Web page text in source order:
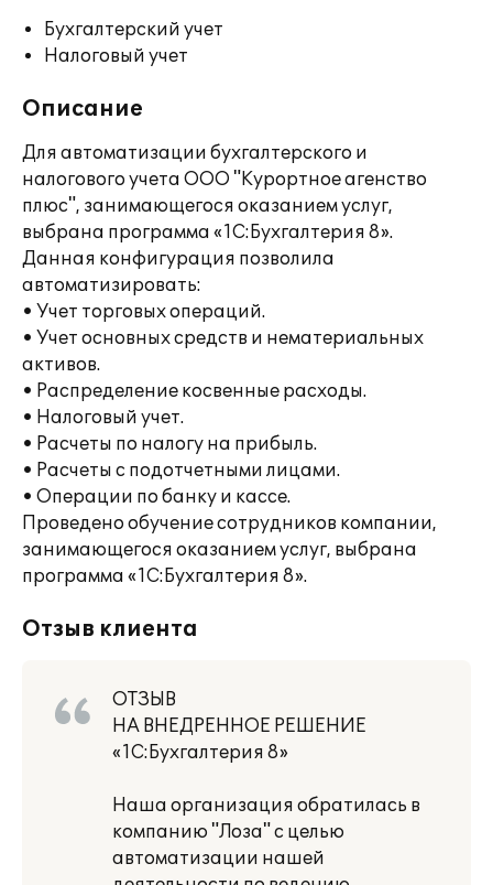
Бухгалтерский учет
Налоговый учет
Описание
Для автоматизации бухгалтерского и
налогового учета ООО "Курортное агенство
плюс", занимающегося оказанием услуг,
выбрана программа «1С:Бухгалтерия 8».
Данная конфигурация позволила
автоматизировать:
• Учет торговых операций.
• Учет основных средств и нематериальных
активов.
• Распределение косвенные расходы.
• Налоговый учет.
• Расчеты по налогу на прибыль.
• Расчеты с подотчетными лицами.
• Операции по банку и кассе.
Проведено обучение сотрудников компании,
занимающегося оказанием услуг, выбрана
программа «1С:Бухгалтерия 8».
Отзыв клиента
ОТЗЫВ
НА ВНЕДРЕННОЕ РЕШЕНИЕ
«1С:Бухгалтерия 8»
Наша организация обратилась в
компанию "Лоза" с целью
автоматизации нашей